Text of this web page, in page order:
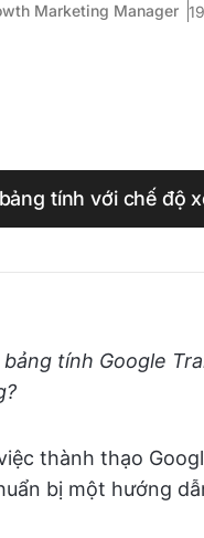
Marketing Manager
tính với chế độ
tính Google
thành thạo
bị một hướng